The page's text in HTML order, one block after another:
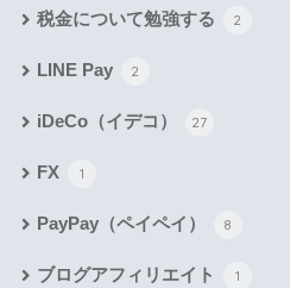
税金について勉強する 2
LINE Pay 2
iDeCo（イデコ） 27
FX 1
PayPay（ペイペイ） 8
ブログアフィリエイト 1